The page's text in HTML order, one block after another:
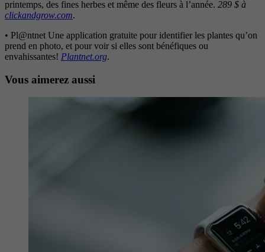
printemps, des fines herbes et même des fleurs à l’année. 289 $ à
clickandgrow.com.
• Pl@ntnet Une application gratuite pour identifier les plantes qu’on
prend en photo, et pour voir si elles sont bénéfiques ou
envahissantes! Plantnet.org.
Vous aimerez aussi